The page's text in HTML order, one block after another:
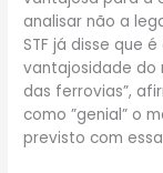
analisar não a
STF já disse que
vantajosidade do
das ferrovias”,
como ”genial” o
previsto com